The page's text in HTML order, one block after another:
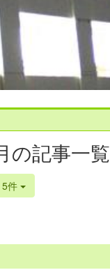
の記事一覧
5件